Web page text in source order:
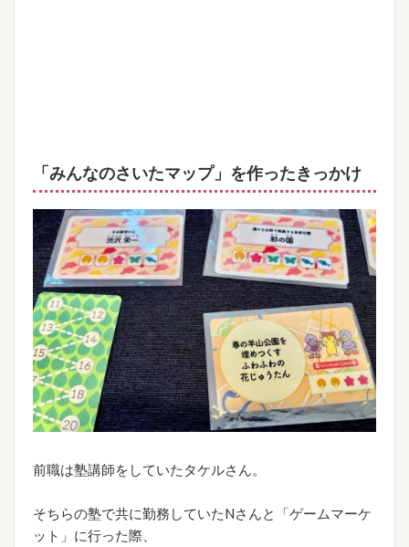
「みんなのさいたマップ」を作ったきっかけ
前職は塾講師をしていたタケルさん。
そちらの塾で共に勤務していたNさんと「ゲームマーケ
ット」に行った際、